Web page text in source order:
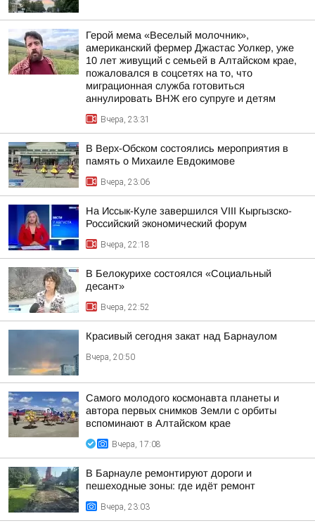
Герой мема «Веселый молочник»,
американский фермер Джастас Уолкер, уже
10 лет живущий с семьей в Алтайском крае,
пожаловался в соцсетях на то, что
миграционная служба готовиться
аннулировать ВНЖ его супруге и детям
Вчера, 23:31
В Верх-Обском состоялись мероприятия в
память о Михаиле Евдокимове
Вчера, 23:06
На Иссык-Куле завершился VIII Кыргызско-
Российский экономический форум
Вчера, 22:18
В Белокурихе состоялся «Социальный
десант»
Вчера, 22:52
Красивый сегодня закат над Барнаулом
Вчера, 20:50
Самого молодого космонавта планеты и
автора первых снимков Земли с орбиты
вспоминают в Алтайском крае
Вчера, 17:08
В Барнауле ремонтируют дороги и
пешеходные зоны: где идёт ремонт
Вчера, 23:03